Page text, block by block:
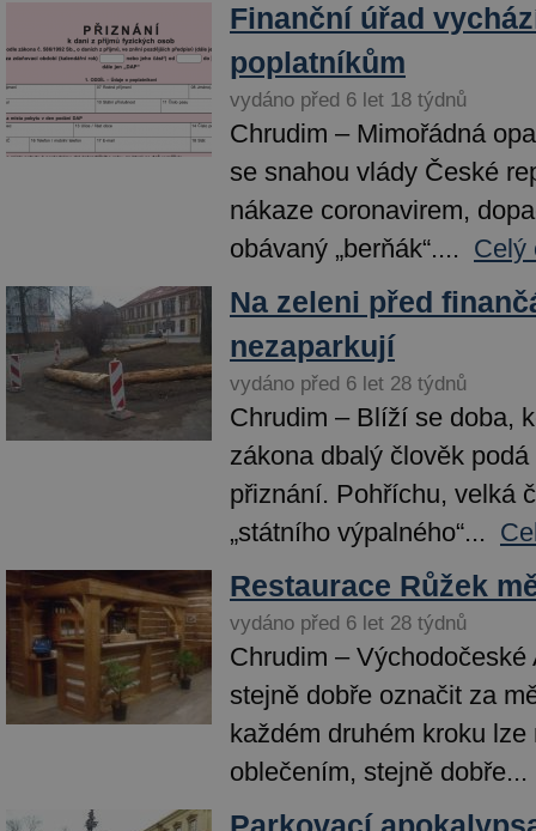
Finanční úřad
poplatníkům
vydáno před 6 let 18 týdnů
Chrudim – Mimořádná
se snahou vlády České
nákaze coronavirem,
obávaný „berňák“.... Celý
Na zeleni před
nezaparkují
vydáno před 6 let 28 týdnů
Chrudim – Blíží se doba,
zákona dbalý člověk
přiznání. Pohříchu, velká
„státního výpalného“...
Restaurace Růžek
vydáno před 6 let 28 týdnů
Chrudim –
stejně dobře označit za
každém druhém kroku
oblečením, stejně dobře...